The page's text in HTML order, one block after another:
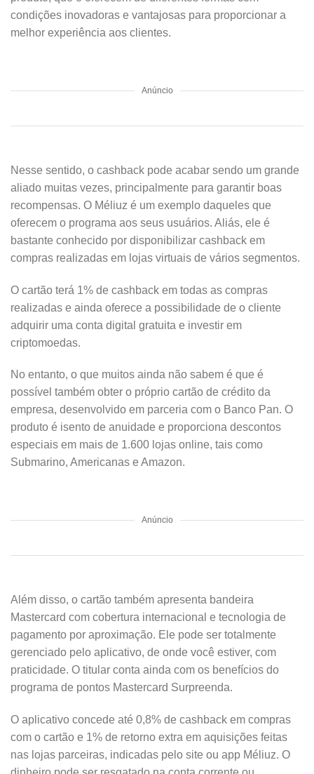
condições inovadoras e vantajosas para proporcionar a
melhor experiência aos clientes.
Anúncio
Nesse sentido, o cashback pode acabar sendo um grande
aliado muitas vezes, principalmente para garantir boas
recompensas. O Méliuz é um exemplo daqueles que
oferecem o programa aos seus usuários. Aliás, ele é
bastante conhecido por disponibilizar cashback em
compras realizadas em lojas virtuais de vários segmentos.
O cartão terá 1% de cashback em todas as compras
realizadas e ainda oferece a possibilidade de o cliente
adquirir uma conta digital gratuita e investir em
criptomoedas.
No entanto, o que muitos ainda não sabem é que é
possível também obter o próprio cartão de crédito da
empresa, desenvolvido em parceria com o Banco Pan. O
produto é isento de anuidade e proporciona descontos
especiais em mais de 1.600 lojas online, tais como
Submarino, Americanas e Amazon.
Anúncio
Além disso, o cartão também apresenta bandeira
Mastercard com cobertura internacional e tecnologia de
pagamento por aproximação. Ele pode ser totalmente
gerenciado pelo aplicativo, de onde você estiver, com
praticidade. O titular conta ainda com os benefícios do
programa de pontos Mastercard Surpreenda.
O aplicativo concede até 0,8% de cashback em compras
com o cartão e 1% de retorno extra em aquisições feitas
nas lojas parceiras, indicadas pelo site ou app Méliuz. O